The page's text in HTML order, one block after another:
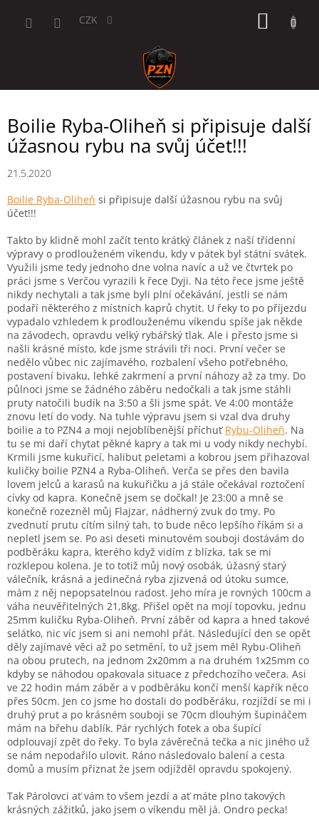
CZK
Boilie Ryba-Oliheň si připisuje další
úžasnou rybu na svůj účet!!!
21.5.2020
Boilie Ryba-Oliheň si připisuje další úžasnou rybu na svůj
účet!!!
Takto by klidně mohl začít tento krátký článek z naší třídenní
výpravy o prodlouženém víkendu, kdy v pátek byl státní svátek.
Využili jsme tedy jednoho dne volna navíc a už ve čtvrtek po
práci jsme s Verčou vyrazili k řece Dyji. Na této řece jsme ještě
nikdy nechytali a tak jsme byli plní očekávání, jestli se nám
podaří některého z místních kaprů chytit. U řeky to po příjezdu
vypadalo vzhledem k prodlouženému víkendu spíše jak někde
na závodech, opravdu velký rybářský tlak. Ale i přesto jsme si
našli krásné místo, kde jsme strávili tři noci. První večer se
nedělo vůbec nic zajímavého, rozbalení všeho potřebného,
postavení bivaku, lehké zakrmení a první náhozy až za tmy. Do
půlnoci jsme se žádného záběru nedočkali a tak jsme stáhli
pruty natočili budík na 3:50 a šli jsme spát. Ve 4:00 montáže
znovu letí do vody. Na tuhle výpravu jsem si vzal dva druhy
boilie a to PZN4 a moji nejoblíbenější příchuťRybu-Oliheň. Na
tu se mi daří chytat pěkné kapry a tak mi u vody nikdy nechybí.
Krmili jsme kukuřicí, halibut peletami a kobrou jsem přihazoval
kuličky boilie PZN4 a Ryba-Oliheň. Verča se přes den bavila
lovem jelců a karasů na kukuřičku a já stále očekával roztočení
cívky od kapra. Konečně jsem se dočkal! Je 23:00 a mně se
konečně rozezněl můj Flajzar, nádherný zvuk do tmy. Po
zvednutí prutu cítím silný tah, to bude něco lepšího říkám si a
nepletl jsem se. Po asi deseti minutovém souboji dostávám do
podběráku kapra, kterého když vidím z blízka, tak se mi
rozklepou kolena. Je to totiž můj nový osobák, úžasný starý
válečník, krásná a jedinečná ryba zjizvená od útoku sumce,
mám z něj nepopsatelnou radost. Jeho míra je rovných 100cm a
váha neuvěřitelných 21,8kg. Přišel opět na mojí topovku, jednu
25mm kuličku Ryba-Oliheň. První záběr od kapra a hned takové
selátko, nic víc jsem si ani nemohl přát. Následující den se opět
děly zajímavé věci až po setmění, to už jsem měl Rybu-Oliheň
na obou prutech, na jednom 2x20mm a na druhém 1x25mm co
kdyby se náhodou opakovala situace z předchozího večera. Asi
ve 22 hodin mám záběr a v podběráku končí menší kapřík něco
přes 50cm. Jen co jsme ho dostali do podběráku, rozjíždí se mi i
druhý prut a po krásném souboji se 70cm dlouhým šupináčem
mám na břehu dablík. Pár rychlých fotek a oba šupící
odplouvají zpět do řeky. To byla závěrečná tečka a nic jiného už
se nám nepodařilo ulovit. Ráno následovalo balení a cesta
domů a musím přiznat že jsem odjížděl opravdu spokojený.
Tak Párolovci ať vám to všem jezdí a ať máte plno takových
krásných zážitků, jako jsem o víkendu měl já. Ondro pecka!